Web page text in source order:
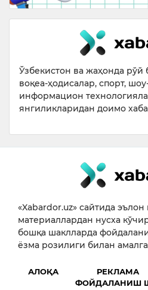
Ўзбекистон ва жаҳонда рўй
воқеа-ҳодисалар, спорт,
информацион
янгиликларидан доимо
«Xabardor.uz» сайтида
материаллардан нусха
бошқа шаклларда
ёзма розилиги билан
АЛОҚА РЕКЛАМА
ФОЙДАЛАНИШ